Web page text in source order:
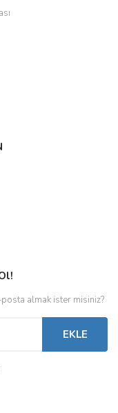
almak ister misiniz?
EKLE